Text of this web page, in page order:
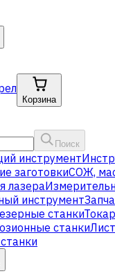
Корзина
Поиск
инструмент
заготовкиСОЖ,
лазера
инструмент
станки
станки